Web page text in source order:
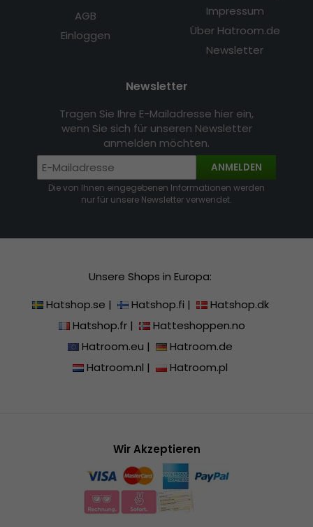
AGB
Einloggen
Impressum
Über Hatroom.de
Newsletter
Newsletter
Tragen Sie Ihre E-Mailadresse hier ein,
wenn Sie sich für unseren Newsletter
anmelden möchten.
ANMELDEN
Die von Ihnen eingegebenen Informationen werden
nur für unsere Newsletter verwendet.
Unsere Shops in Europa:
Hatshop.se | Hatshop.fi |
Hatshop.dk
Hatshop.fr|
Hatteshoppen.no
Hatroom.eu |
Hatroom.de
Hatroom.nl | Hatroom.pl
Wir Akzeptieren